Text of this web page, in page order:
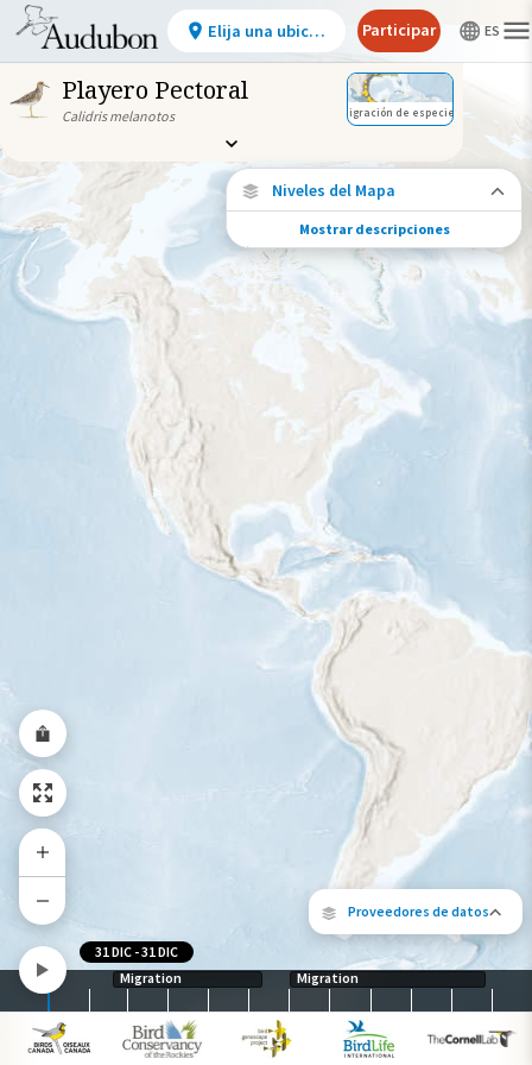
Playero Pectoral
Calidris melanotos Migración de especies
Proveedores de datos
Los siguientes socios contribuyeron
Niveles del Mapa
Migración de especies
Vea dónde viaja esta especie durante todo
el año.
Ave monitoreada
individualmente (alta
precisión)
Viaje de un pájaro rastreado
Abundancia de esta especie
Muy bajo Bajo
Gama de especies por estación
Gama de verano
Rango de invierno
Rango a lo largo del año
Mostrar descripciones
Migration Migration
31 DIC -31 DIC
Elija una ubicación Participar